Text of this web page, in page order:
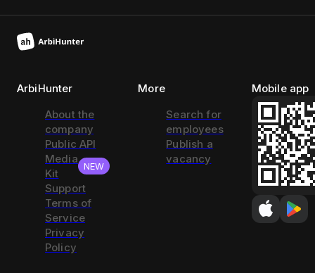
ArbiHunter
About the
company
Public API
Media
Kit
NEW
Support
Terms of
Service
Privacy
Policy
More
Search for
employees
Publish a
vacancy
Mobile app